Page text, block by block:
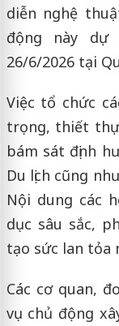
diễn nghệ
động này
26/6/2026 tại
Việc tổ chức
trọng, thiết
bám sát định
Du lịch cũng
Nội dung các
dục sâu sắc,
tạo sức lan tỏa
Các cơ quan,
vụ chủ động